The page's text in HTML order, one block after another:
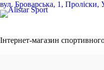
вул. Броварська, 1, Проліски,
Інтернет-магазин